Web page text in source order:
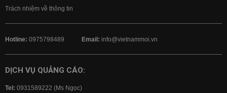
Trách nhiệm về thông tin
Hotline: 0975798489 Email: info@vietnammoi.vn
DỊCH VỤ QUẢNG CÁO:
Tel: 0931589222 (Ms Ngọc)